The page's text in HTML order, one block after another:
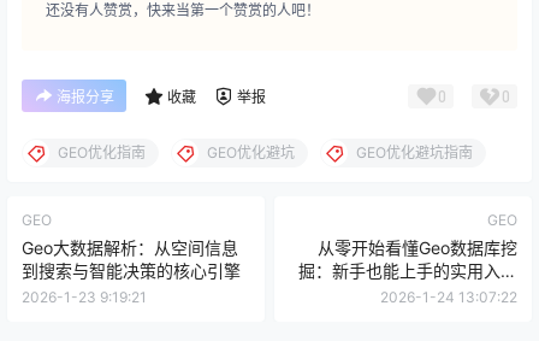
还没有人赞赏，快来当第一个赞赏的人吧！
海报分享 收藏 举报 0 0
GEO优化指南 GEO优化避坑 GEO优化避坑指南
GEO
Geo大数据解析：从空间信息
到搜索与智能决策的核心引擎
2026-1-23 9:19:21
GEO
从零开始看懂Geo数据库挖
掘：新手也能上手的实用入门
指南
2026-1-24 13:07:22